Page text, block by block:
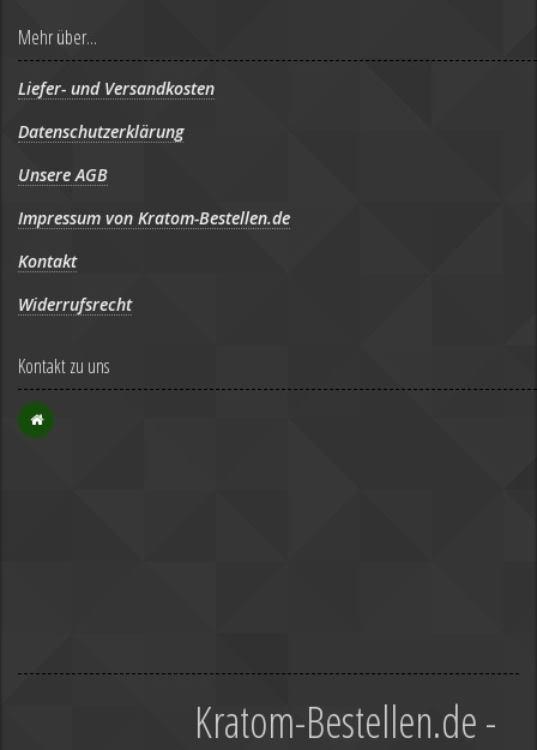
Mehr über...
Liefer- und Versandkosten
Datenschutzerklärung
Unsere AGB
Impressum von Kratom-Bestellen.de
Kontakt
Widerrufsrecht
Kontakt zu uns
Kratom-Bestellen.de -